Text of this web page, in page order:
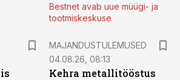
Bestnet avab uue müügi- ja
tootmiskeskuse
MAJANDUSTULEMUSED
04.08.26, 08:13
Kehra metallitööstus